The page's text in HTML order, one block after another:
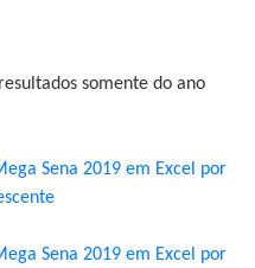
somente do ano
Sena 2019 em Excel por
Sena 2019 em Excel por